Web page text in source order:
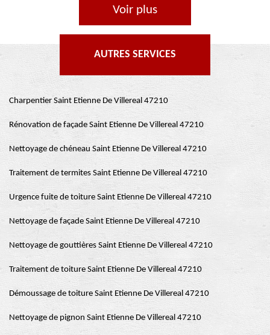
Voir plus
AUTRES SERVICES
Charpentier Saint Etienne De Villereal 47210
Rénovation de façade Saint Etienne De Villereal 47210
Nettoyage de chéneau Saint Etienne De Villereal 47210
Traitement de termites Saint Etienne De Villereal 47210
Urgence fuite de toiture Saint Etienne De Villereal 47210
Nettoyage de façade Saint Etienne De Villereal 47210
Nettoyage de gouttières Saint Etienne De Villereal 47210
Traitement de toiture Saint Etienne De Villereal 47210
Démoussage de toiture Saint Etienne De Villereal 47210
Nettoyage de pignon Saint Etienne De Villereal 47210